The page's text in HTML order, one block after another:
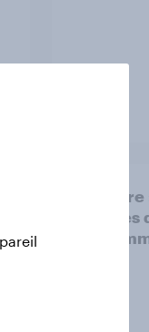
attentes